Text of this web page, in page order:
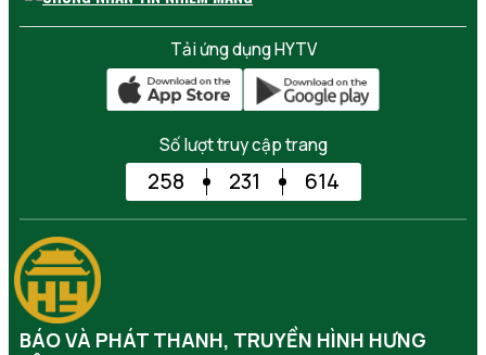
Tải ứng dụng HYTV
Số lượt truy cập trang
258 231 614
BÁO VÀ PHÁT THANH, TRUYỀN HÌNH HƯNG